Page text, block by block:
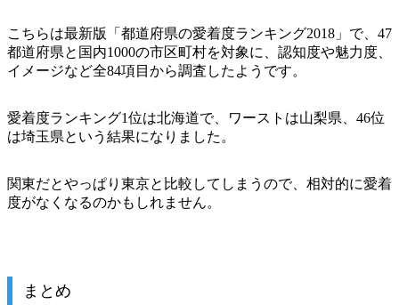
こちらは最新版「都道府県の愛着度ランキング2018」で、47
都道府県と国内1000の市区町村を対象に、認知度や魅力度、
イメージなど全84項目から調査したようです。
愛着度ランキング1位は北海道で、ワーストは山梨県、46位
は埼玉県という結果になりました。
関東だとやっぱり東京と比較してしまうので、相対的に愛着
度がなくなるのかもしれません。
まとめ